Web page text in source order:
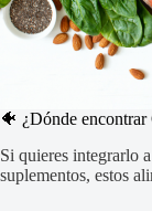
🐠 ¿Dónde
Si quieres integrarlo
suplementos, estos